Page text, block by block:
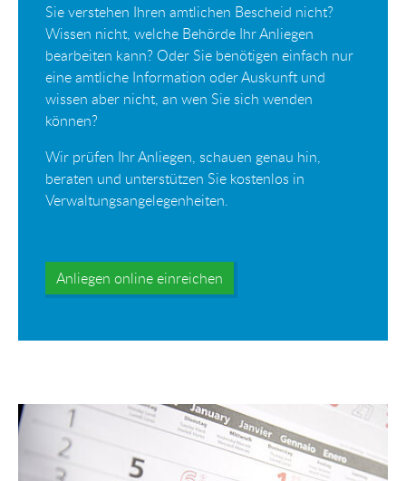
Sie verstehen Ihren amtlichen Bescheid nicht?
Wissen nicht, welche Behörde Ihr Anliegen
bearbeiten kann? Oder Sie benötigen einfach nur
eine amtliche Information oder Auskunft und
wissen aber nicht, an wen Sie sich wenden
können?
Wir prüfen Ihr Anliegen, schauen genau hin,
beraten und unterstützen Sie kostenlos in
Verwaltungsangelegenheiten.
Anliegen online einreichen